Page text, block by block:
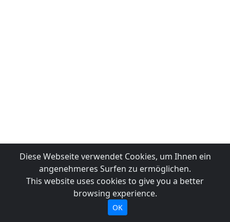
Diese Webseite verwendet Cookies, um Ihnen ein
angenehmeres Surfen zu ermöglichen.
This website uses cookies to give you a better
browsing experience.
OK